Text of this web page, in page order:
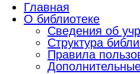
Главная
О библиотеке
Сведения об
Структура
Правила